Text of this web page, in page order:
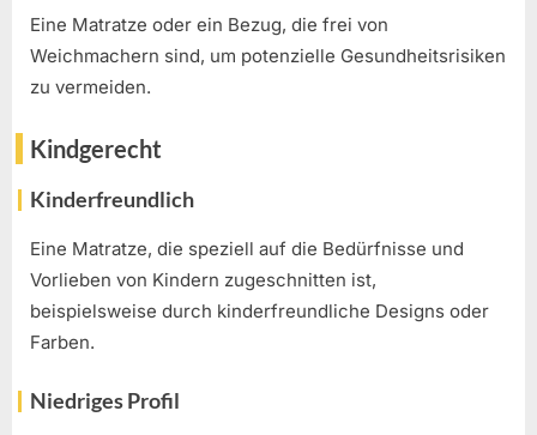
Eine Matratze oder ein Bezug, die frei von
Weichmachern sind, um potenzielle Gesundheitsrisiken
zu vermeiden.
Kindgerecht
Kinderfreundlich
Eine Matratze, die speziell auf die Bedürfnisse und
Vorlieben von Kindern zugeschnitten ist,
beispielsweise durch kinderfreundliche Designs oder
Farben.
Niedriges Profil